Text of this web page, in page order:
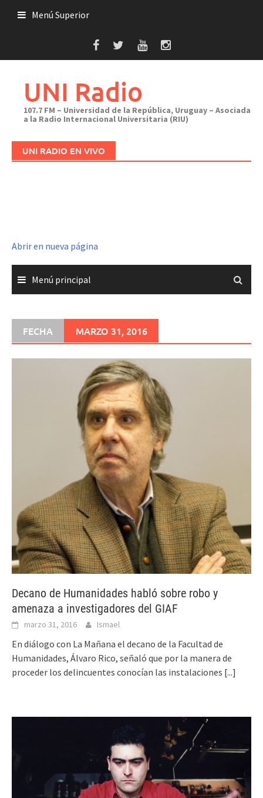
Menú Superior
UNI Radio
107.7 FM – Universidad de la República, Uruguay – Asociada
a la Radio Internacional Universitaria (RIU)
UNI RADIO EN VIVO
Abrir en nueva página
Menú principal
FECHA MARZO 31, 2016
Decano de Humanidades habló sobre robo y
amenaza a investigadores del GIAF
marzo 31, 2016 Ismael
En diálogo con La Mañana el decano de la Facultad de
Humanidades, Álvaro Rico, señaló que por la manera de
proceder los delincuentes conocían las instalaciones [...]